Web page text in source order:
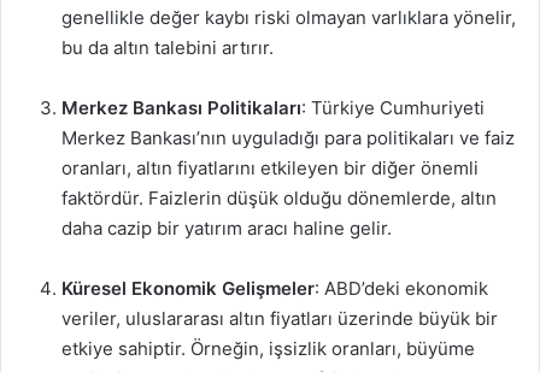
genellikle değer kaybı riski olmayan varlıklara yönelir,
bu da altın talebini artırır.
Merkez Bankası Politikaları: Türkiye Cumhuriyeti
Merkez Bankası’nın uyguladığı para politikaları ve faiz
oranları, altın fiyatlarını etkileyen bir diğer önemli
faktördür. Faizlerin düşük olduğu dönemlerde, altın
daha cazip bir yatırım aracı haline gelir.
Küresel Ekonomik Gelişmeler: ABD’deki ekonomik
veriler, uluslararası altın fiyatları üzerinde büyük bir
etkiye sahiptir. Örneğin, işsizlik oranları, büyüme